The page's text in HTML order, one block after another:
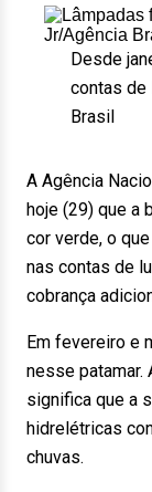
Desde
contas de
Brasil
A Agência
hoje (29) que a
cor verde, o
nas contas de
cobrança
Em fevereiro e
nesse patamar.
significa que a
hidrelétricas
chuvas.